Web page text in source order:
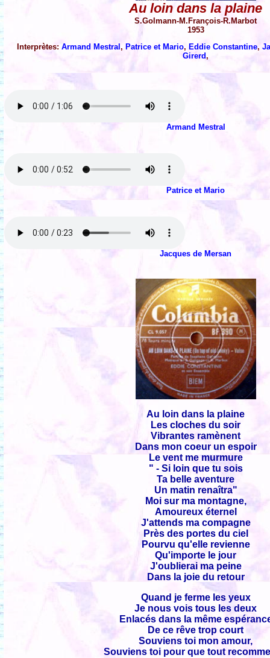
Au loin dans la plaine
S.Golmann-M.François-R.Marbot
1953
Interprètes:Armand Mestral, Patrice et Mario, Eddie Constantine,
Girerd,
Armand Mestral
Patrice et Mario
Jacques de Mersan
Au loin dans la plaine
Les cloches du soir
Vibrantes ramènent
Dans mon coeur un espoir
Le vent me murmure
" - Si loin que tu sois
Ta belle aventure
Un matin renaîtra"
Moi sur ma montagne,
Amoureux éternel
J'attends ma compagne
Près des portes du ciel
Pourvu qu'elle revienne
Qu'importe le jour
J'oublierai ma peine
Dans la joie du retour
Quand je ferme les yeux
Je nous vois tous les deux
Enlacés dans la même
De ce rêve trop court
Souviens toi mon amour,
Souviens toi pour que tout